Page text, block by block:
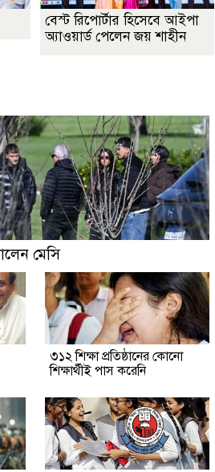
বেস্ট রিপোর্টার হিসেবে আইপা
অ্যাওয়ার্ড পেলেন জয় শাহীন
মেসি
৩১২ শিক্ষা প্রতিষ্ঠানের কোনো
শিক্ষার্থীই পাস করেনি